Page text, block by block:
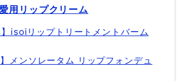
用リップクリーム
】isoiリップトリートメントバーム
メンソレータム リップフォンデュ